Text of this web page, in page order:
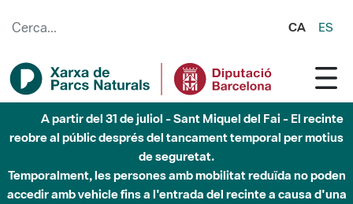
CA ES
A partir del 31 de juliol - Sant Miquel del Fai - El recinte
reobre al públic després del tancament temporal per motius
de seguretat.
Temporalment, les persones amb mobilitat reduïda no poden
accedir amb vehicle fins a l'entrada del recinte a causa d'una